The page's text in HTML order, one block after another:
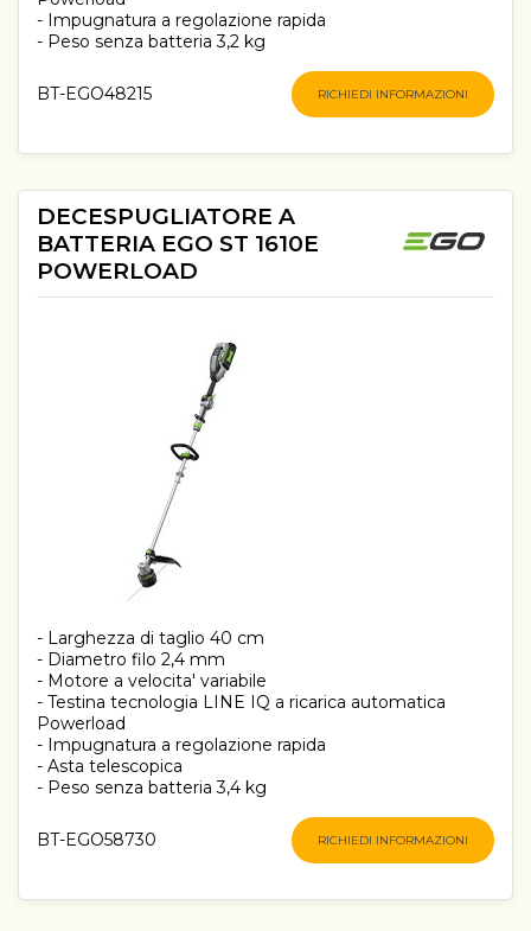
- Impugnatura a regolazione rapida
- Peso senza batteria 3,2 kg
BT-EGO48215 RICHIEDI INFORMAZIONI
DECESPUGLIATORE A
BATTERIA EGO ST 1610E
POWERLOAD
- Larghezza di taglio 40 cm
- Diametro filo 2,4 mm
- Motore a velocita' variabile
- Testina tecnologia LINE IQ a ricarica automatica
Powerload
- Impugnatura a regolazione rapida
- Asta telescopica
- Peso senza batteria 3,4 kg
BT-EGO58730 RICHIEDI INFORMAZIONI